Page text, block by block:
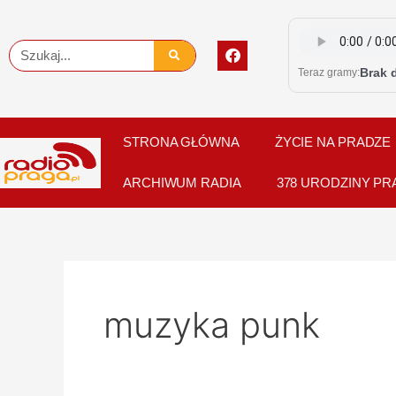
content
Szukaj
F
a
c
o
o
k
Teraz gramy:Brak
STRONA GŁÓWNA ŻYCIE NA PRADZE
ARCHIWUM RADIA 378 URODZINY
muzyka punk